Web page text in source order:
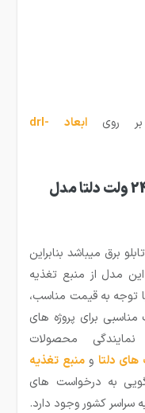
روی
ابعاد drl-
خرید منبع تغذیه ریلی 20 آمپر 24 ولت دلتا مدل
برق میباشد بنابراین
مدل از منبع تغذیه
با جریان خروجی 20 آمپر با توجه به قیمت مناسب،
برای پروژه های
محصولات
های دلتا ومنبع تغذیه
به درخواست های
سراسر کشور وجود دارد.